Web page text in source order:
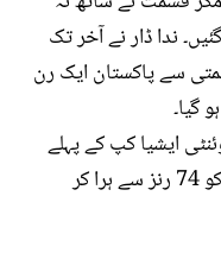
کر آؤٹ ہو گئیں۔ ندا ڈار نے آخر تک
سے پاکستان ایک رن
گیا۔
ایشیا کپ کے پہلے
سیمی فائنل میں بھارت نے تھائی لینڈ کو 74 رنز سے ہرا کر